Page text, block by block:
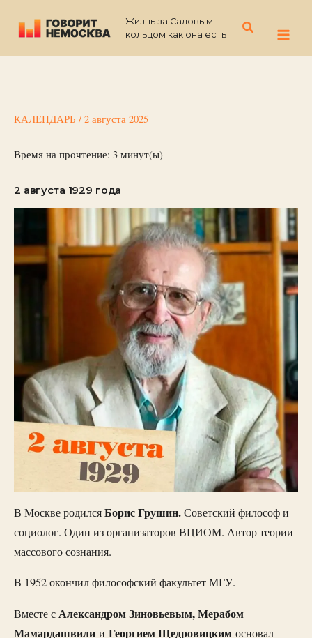
содержимому
Жизнь за Садовым
кольцом как она есть
Поиск
КАЛЕНДАРЬ / 2 августа 2025
Время на прочтение: 3 минут(ы)
2 августа 1929 года
В Москве родилсяБорис Грушин.Советский философ и
социолог. Один из организаторов ВЦИОМ. Автор теории
массового сознания.
В 1952 окончил философский факультет МГУ.
Вместе сАлександром Зиновьевым, Мерабом
Мамардашвили и Георгием Щедровицким основал